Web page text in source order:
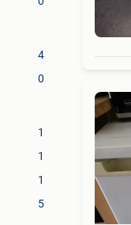
4
0
1
1
1
5